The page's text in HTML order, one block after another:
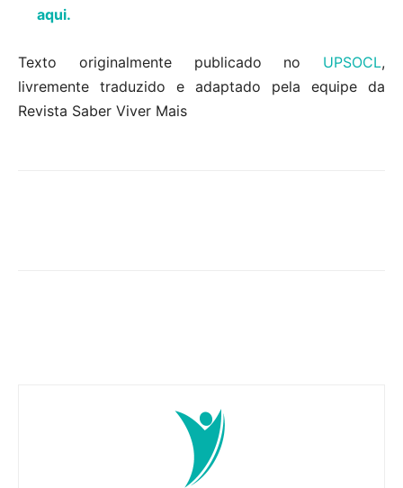
aqui.
Texto originalmente publicado no UPSOCL,
livremente traduzido e adaptado pela equipe da
Revista Saber Viver Mais